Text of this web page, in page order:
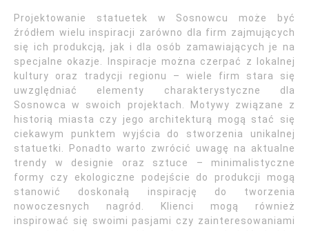
Projektowanie statuetek w Sosnowcu może być
źródłem wielu inspiracji zarówno dla firm zajmujących
się ich produkcją, jak i dla osób zamawiających je na
specjalne okazje. Inspiracje można czerpać z lokalnej
kultury oraz tradycji regionu – wiele firm stara się
uwzględniać elementy charakterystyczne dla
Sosnowca w swoich projektach. Motywy związane z
historią miasta czy jego architekturą mogą stać się
ciekawym punktem wyjścia do stworzenia unikalnej
statuetki. Ponadto warto zwrócić uwagę na aktualne
trendy w designie oraz sztuce – minimalistyczne
formy czy ekologiczne podejście do produkcji mogą
stanowić doskonałą inspirację do tworzenia
nowoczesnych nagród. Klienci mogą również
inspirować się swoimi pasjami czy zainteresowaniami